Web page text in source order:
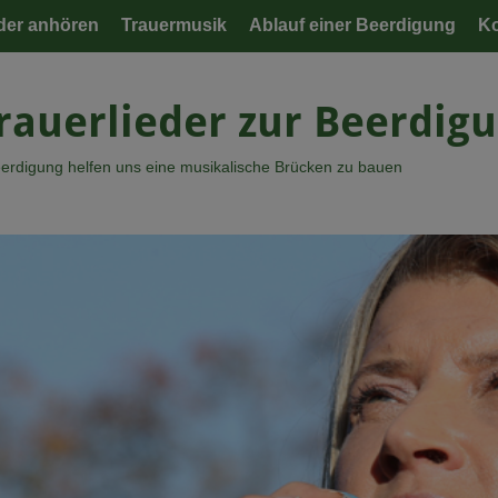
zur
helfen uns eine musikalische Brücken zu bauen
anhören Trauermusik Ablauf einer Beerdigung